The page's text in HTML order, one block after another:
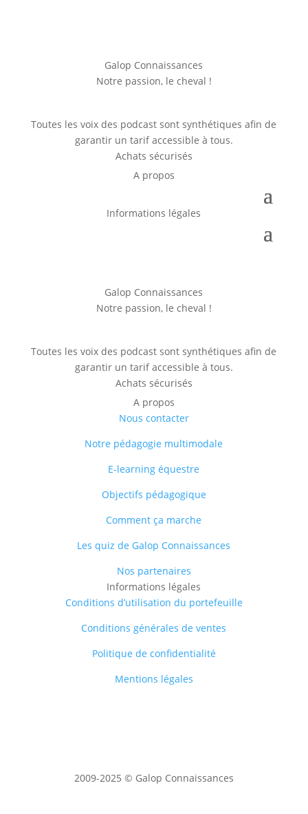
Galop Connaissances
Notre passion, le cheval !
Toutes les voix des podcast sont synthétiques afin de
garantir un tarif accessible à tous.
Achats sécurisés
A propos
Informations légales
Galop Connaissances
Notre passion, le cheval !
Toutes les voix des podcast sont synthétiques afin de
garantir un tarif accessible à tous.
Achats sécurisés
A propos
Nous contacter
Notre pédagogie multimodale
E-learning équestre
Objectifs pédagogique
Comment ça marche
Les quiz de Galop Connaissances
Nos partenaires
Informations légales
Conditions d’utilisation du portefeuille
Conditions générales de ventes
Politique de confidentialité
Mentions légales
2009-2025 © Galop Connaissances